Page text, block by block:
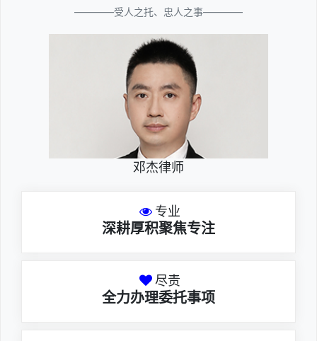
————受人之托、忠人之事————
邓杰律师
专业
深耕厚积聚焦专注
尽责
全力办理委托事项